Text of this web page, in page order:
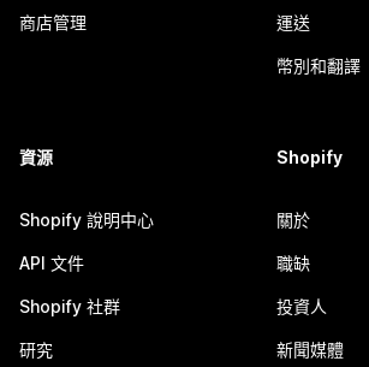
商店管理 運送
幣別和翻譯
資源
Shopify 說明中心
API 文件
Shopify 社群
研究
Shopify
關於
職缺
投資人
新聞媒體